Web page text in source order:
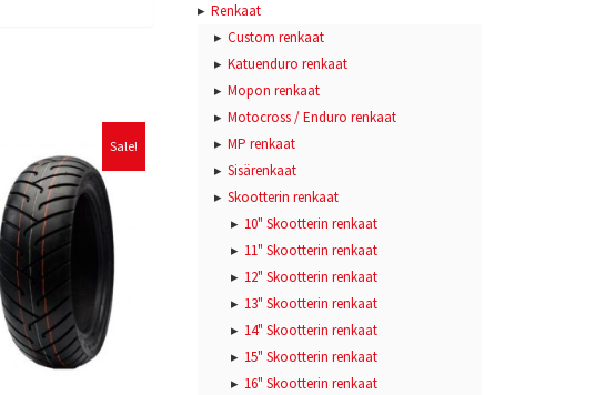
Sale!
Renkaat
Custom renkaat
Katuenduro renkaat
Mopon renkaat
Motocross / Enduro renkaat
MP renkaat
Sisärenkaat
Skootterin renkaat
10" Skootterin renkaat
11" Skootterin renkaat
12" Skootterin renkaat
13" Skootterin renkaat
14" Skootterin renkaat
15" Skootterin renkaat
16" Skootterin renkaat